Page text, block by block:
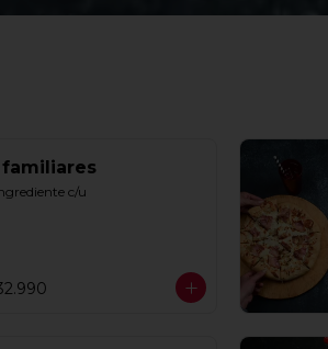
familiares
c/u